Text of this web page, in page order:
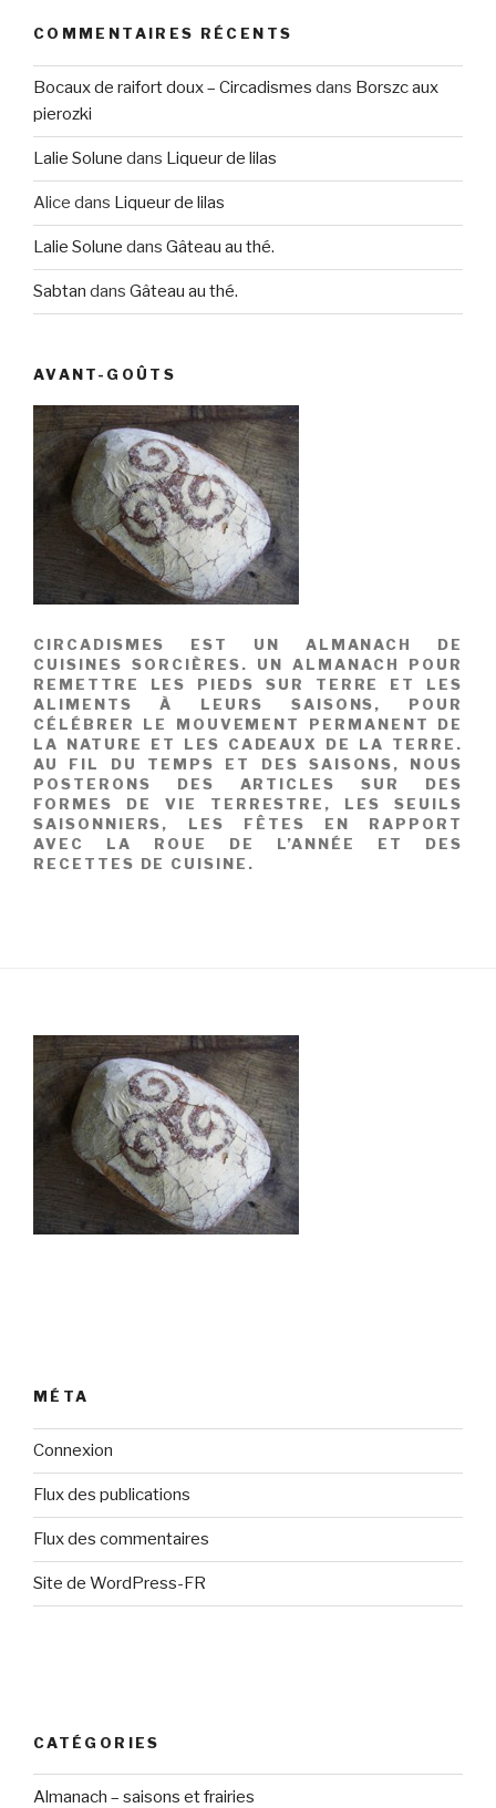
COMMENTAIRES RÉCENTS
Bocaux de raifort doux – Circadismes dans Borszc aux
pierozki
Lalie Solune dans Liqueur de lilas
Alice dans Liqueur de lilas
Lalie Solune dans Gâteau au thé.
Sabtan dans Gâteau au thé.
AVANT-GOÛTS
CIRCADISMES EST UN ALMANACH DE
CUISINES SORCIÈRES. UN ALMANACH POUR
REMETTRE LES PIEDS SUR TERRE ET LES
ALIMENTS À LEURS SAISONS, POUR
CÉLÉBRER LE MOUVEMENT PERMANENT DE
LA NATURE ET LES CADEAUX DE LA TERRE.
AU FIL DU TEMPS ET DES SAISONS, NOUS
POSTERONS DES ARTICLES SUR DES
FORMES DE VIE TERRESTRE, LES SEUILS
SAISONNIERS, LES FÊTES EN RAPPORT
AVEC LA ROUE DE L’ANNÉE ET DES
RECETTES DE CUISINE.
MÉTA
Connexion
Flux des publications
Flux des commentaires
Site de WordPress-FR
CATÉGORIES
Almanach – saisons et frairies